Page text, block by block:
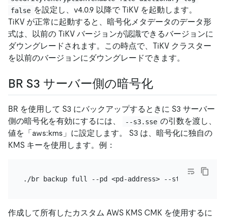
false を設定し、v4.0.9 以降で TiKV を起動します。
TiKV が正常に起動すると、暗号化メタデータのデータ形
式は、以前の TiKV バージョンが認識できるバージョンに
ダウングレードされます。この時点で、TiKV クラスター
を以前のバージョンにダウングレードできます。
BR S3 サーバー側の暗号化
BR を使用して S3 にバックアップするときに S3 サーバー
側の暗号化を有効にするには、
--s3.sse の引数を渡し、
値を「aws:kms」に設定します。 S3 は、暗号化に独自の
KMS キーを使用します。例：
作成して所有したカスタム AWS KMS CMK を使用するに